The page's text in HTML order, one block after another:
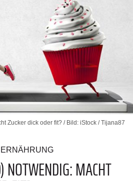
Zucker dick oder fit? / Bild: iStock / Tijana87
ERNÄHRUNG
MACHT